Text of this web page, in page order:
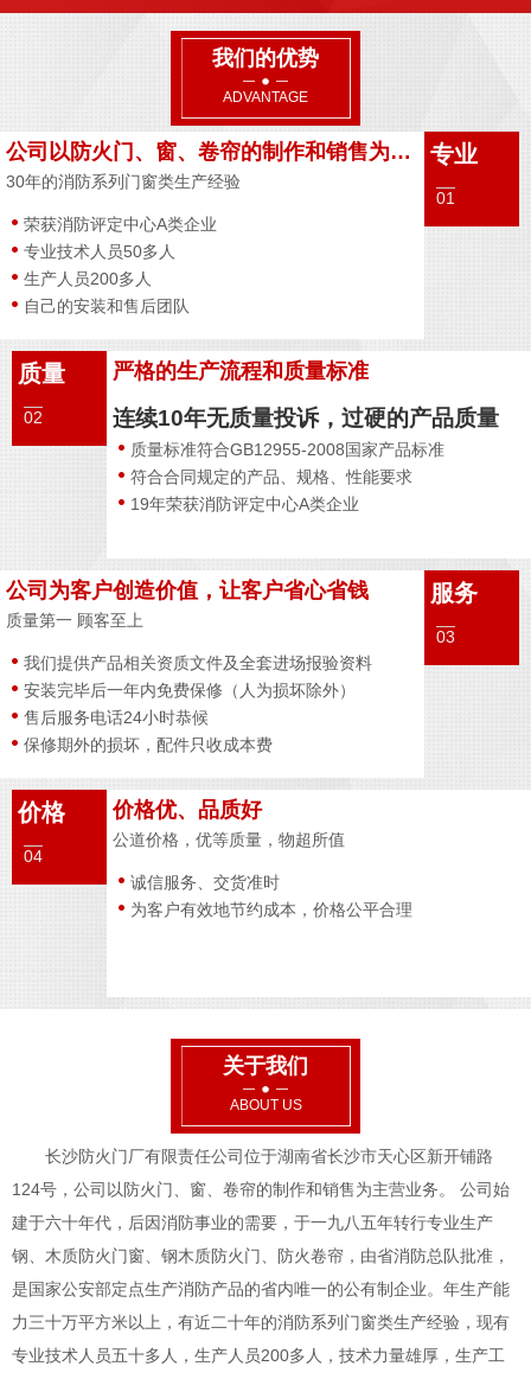
我们的优势
ADVANTAGE
专业
01
公司以防火门、窗、卷帘的制作和销售为主营业务
30年的消防系列门窗类生产经验
荣获消防评定中心A类企业
专业技术人员50多人
生产人员200多人
自己的安装和售后团队
质量
02
严格的生产流程和质量标准
连续10年无质量投诉，过硬的产品质量
质量标准符合GB12955-2008国家产品标准
符合合同规定的产品、规格、性能要求
19年荣获消防评定中心A类企业
服务
03
公司为客户创造价值，让客户省心省钱
质量第一 顾客至上
我们提供产品相关资质文件及全套进场报验资料
安装完毕后一年内免费保修（人为损坏除外）
售后服务电话24小时恭候
保修期外的损坏，配件只收成本费
价格
04
价格优、品质好
公道价格，优等质量，物超所值
诚信服务、交货准时
为客户有效地节约成本，价格公平合理
关于我们
ABOUT US
长沙防火门厂有限责任公司位于湖南省长沙市天心区新开铺路
124号，公司以防火门、窗、卷帘的制作和销售为主营业务。 公司始
建于六十年代，后因消防事业的需要，于一九八五年转行专业生产
钢、木质防火门窗、钢木质防火门、防火卷帘，由省消防总队批准，
是国家公安部定点生产消防产品的省内唯一的公有制企业。年生产能
力三十万平方米以上，有近二十年的消防系列门窗类生产经验，现有
专业技术人员五十多人，生产人员200多人，技术力量雄厚，生产工